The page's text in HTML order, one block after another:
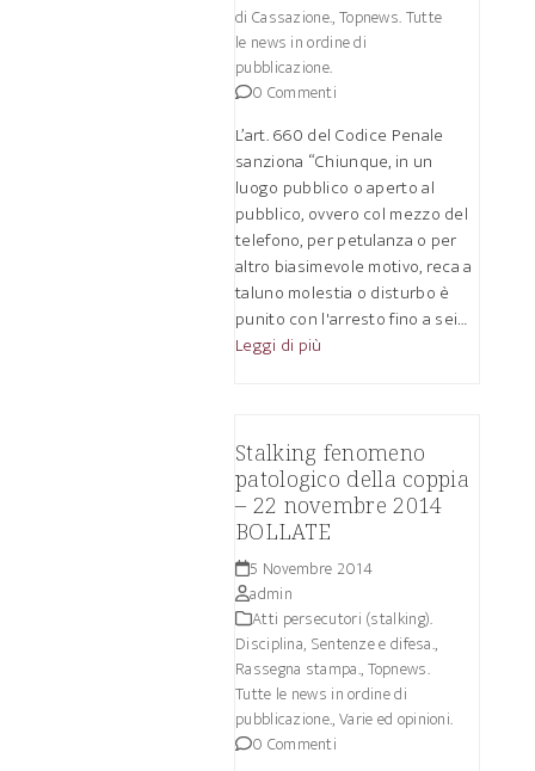
di Cassazione.,Topnews. Tutte
le news in ordine di
pubblicazione.
0 Commenti
L’art. 660 del Codice Penale
sanziona “Chiunque, in un
luogo pubblico o aperto al
pubblico, ovvero col mezzo del
telefono, per petulanza o per
altro biasimevole motivo, reca a
taluno molestia o disturbo è
punito con l'arresto fino a sei…
Leggi di più
Stalking fenomeno
patologico della coppia
– 22 novembre 2014
BOLLATE
5 Novembre 2014
admin
Atti persecutori (stalking).
Disciplina, Sentenze e difesa.,
Rassegna stampa.,Topnews.
Tutte le news in ordine di
pubblicazione.,Varie ed opinioni.
0 Commenti